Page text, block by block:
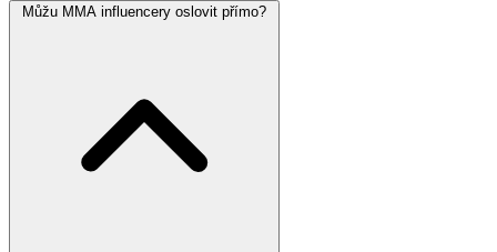
Můžu MMA influencery oslovit přímo?